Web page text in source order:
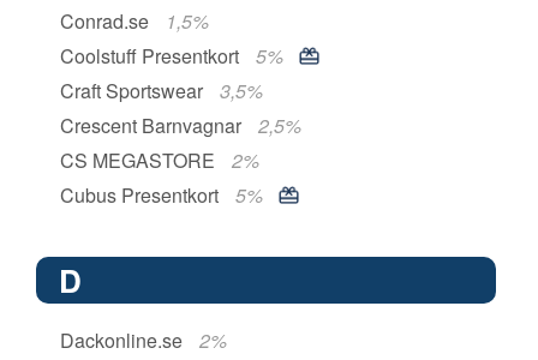
Conrad.se
1,5%
Coolstuff Presentkort
5%
Craft Sportswear
3,5%
Crescent Barnvagnar
2,5%
CS MEGASTORE
2%
Cubus Presentkort
5%
D
Dackonline.se
2%